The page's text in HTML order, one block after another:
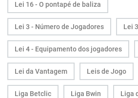
Lei 16 - O pontapé de baliza
Lei 3 - Número de Jogadores Lei
Lei 4 - Equipamento dos jogadores
Lei da Vantagem Leis de Jogo
Liga Betclic Liga Bwin Liga